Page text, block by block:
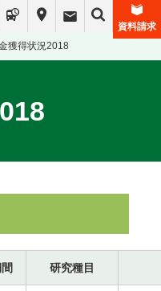
資料請求
獲得状況2018
研究種目